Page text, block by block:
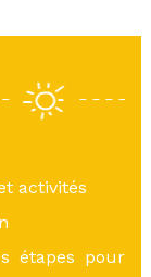
activités
étapes pour